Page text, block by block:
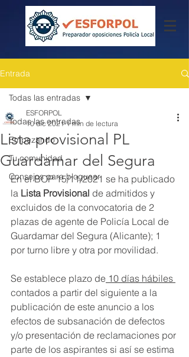
Entrada
Todas las entradas
Empezando
Tu comunidad
Consejos para bloguear
Todas las entradas
Lista provisional PL
Guardamar del Segura
ESFORPOL
10 dic 2021 1 min de lectura
En el BOP 15/11/2021 se ha publicado
la Lista Provisional de admitidos y
excluidos de la convocatoria de 2
plazas de agente de Policía Local de
Guardamar del Segura (Alicante); 1
por turno libre y otra por movilidad.
Se establece plazo de 10 días hábiles
contados a partir del siguiente a la
publicación de este anuncio a los
efectos de subsanación de defectos
y/o presentación de reclamaciones por
parte de los aspirantes si así se estima